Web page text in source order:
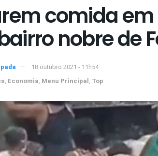
comida
nobre de
18 outubro 2021 - 11h54
, Economia, Menu Principal, Top